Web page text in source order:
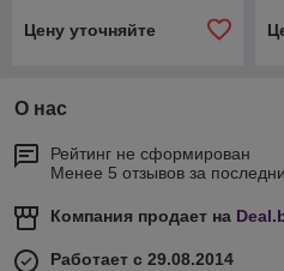
Цену уточняйте
О нас
Рейтинг не сформирован
Менее 5 отзывов за
Компания продает на
Работает с 29.08.2014